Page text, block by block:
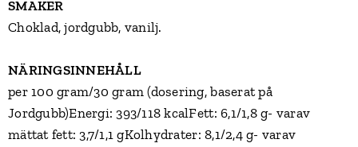
SMAKER
Choklad, jordgubb, vanilj.
NÄRINGSINNEHÅLL
per 100 gram/30 gram (dosering, baserat på
Jordgubb)Energi: 393/118 kcalFett: 6,1/1,8 g- varav
mättat fett: 3,7/1,1 gKolhydrater: 8,1/2,4 g- varav